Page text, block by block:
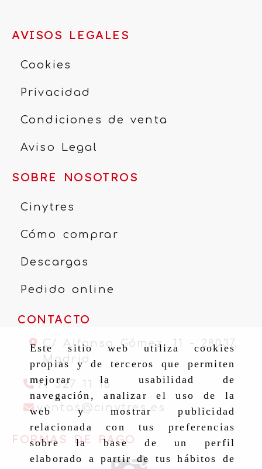
Este sitio web utiliza cookies
propias y de terceros que permiten
mejorar la usabilidad de
navegación, analizar el uso de la
web y mostrar publicidad
relacionada con tus preferencias
sobre la base de un perfil
elaborado a partir de tus hábitos de
AVISOS LEGALES
Cookies
Privacidad
Condiciones de venta
Aviso Legal
SOBRE NOSOTROS
Cinytres
Cómo comprar
Descargas
Pedido online
CONTACTO
C/ Alfonso Gómez, 11 - 28037,
Madrid
91 327 11 16
ventas cinytres.es ventas
FORMAS DE PAGO